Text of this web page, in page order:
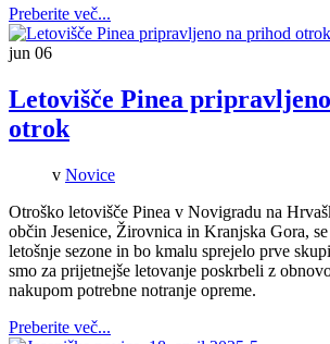
Preberite več...
jun 06
Letovišče Pinea
otrok
v Novice
Otroško letovišče Pinea v Novigradu na
občin Jesenice, Žirovnica in Kranjska Gora,
letošnje sezone in bo kmalu sprejelo prve
smo za prijetnejše letovanje poskrbeli z
nakupom potrebne notranje opreme.
Preberite več...